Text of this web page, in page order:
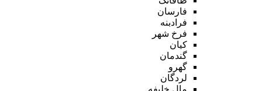
فارسان
فرادبنه
فرخ شهر
کیان
گندمان
گهرو
لردگان
مال خلیفه